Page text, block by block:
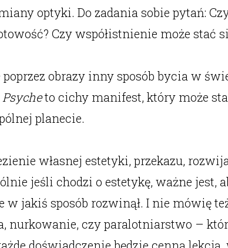
optyki. Do zadania sobie pytań:
Czy współistnienie może stać
obrazy inny sposób bycia w
Psycheto cichy manifest, który może
planecie.
własnej estetyki, przekazu,
jeśli chodzi o estetykę, ważne jest,
jakiś sposób rozwinął. I nie mówię
czy paralotniarstwo –